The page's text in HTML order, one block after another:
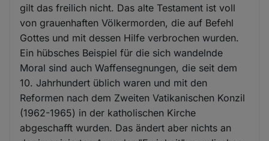
gilt das freilich nicht. Das alte Testament ist voll
von grauenhaften Völkermorden, die auf Befehl
Gottes und mit dessen Hilfe verbrochen wurden.
Ein hübsches Beispiel für die sich wandelnde
Moral sind auch Waffensegnungen, die seit dem
10. Jahrhundert üblich waren und mit den
Reformen nach dem Zweiten Vatikanischen Konzil
(1962-1965) in der katholischen Kirche
abgeschafft wurden. Das ändert aber nichts an